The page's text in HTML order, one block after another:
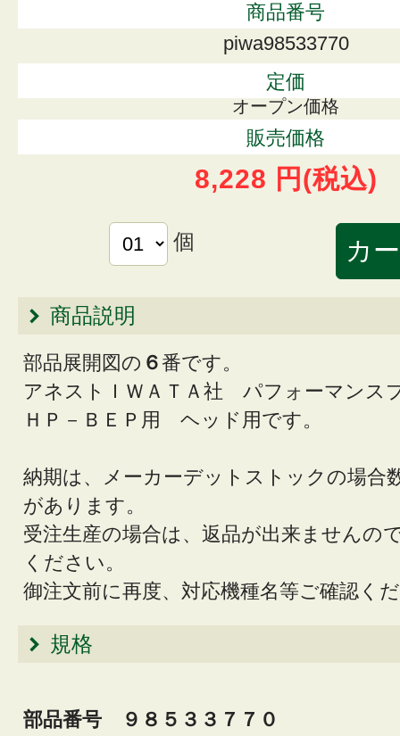
商品番号
piwa98533770
定価
オープン価格
販売価格
8,228 円 (税込)
個
商品説明
部品展開図の ６ 番です。
アネストＩＷＡＴＡ社 パフォーマンス
ＨＰ－ＢＥＰ用 ヘッド用です。
納期は、メーカーデットストックの場合
があります。
受注生産の場合は、返品が出来ませんの
ください。
御注文前に再度、対応機種名等ご確認く
規格
部品番号 ９８５３３７７０